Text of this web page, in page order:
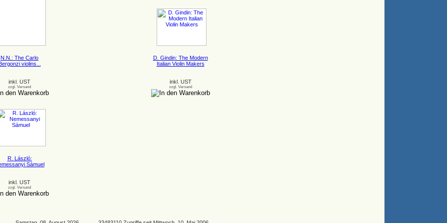
N.N.: The Carlo
violins...
inkl. UST
zzgl. Versand
D. Gindin: The Modern
Italian Violin Makers
inkl. UST
zzgl. Versand
R. László:
Sámuel
inkl. UST
zzgl. Versand